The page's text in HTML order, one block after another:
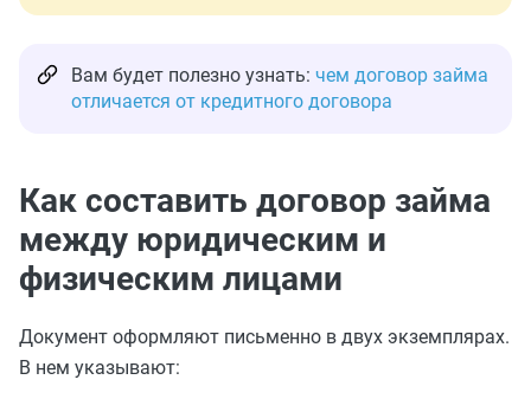
Вам будет полезно узнать: чем договор займа
отличается от кредитного договора
Как составить договор займа
между юридическим и
физическим лицами
Документ оформляют письменно в двух экземплярах.
В нем указывают: